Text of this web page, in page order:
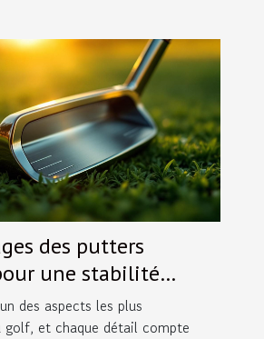
des putters
une stabilité
des aspects les plus
golf, et chaque détail compte